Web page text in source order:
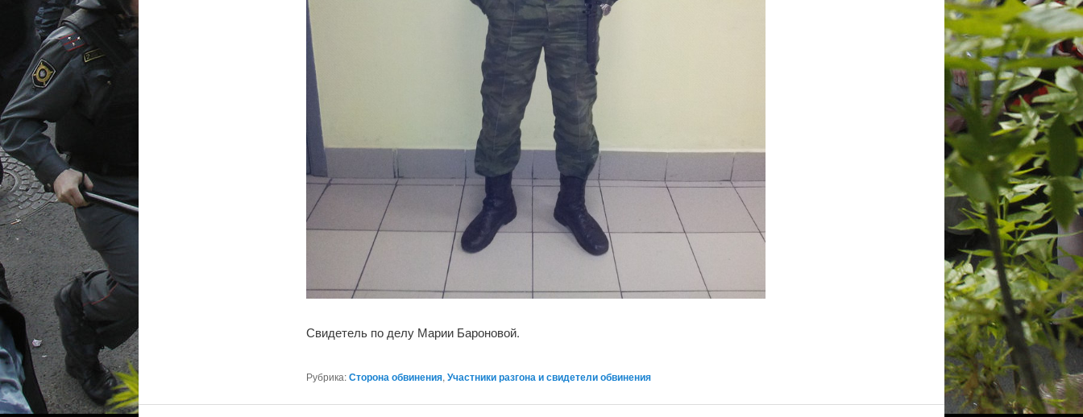
Свидетель по делу Марии Бароновой.
Рубрика:Сторона обвинения, Участники разгона и свидетели обвинения